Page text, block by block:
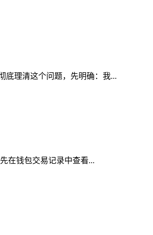
底理清这个问题，先明确：我...
在钱包交易记录中查看...